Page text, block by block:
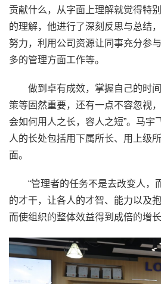
贡献什么，从字面上理解就觉得特
的理解，他进行了深刻反思与总结
努力，利用公司资源让同事充分参
多的管理方面工作等。
做到卓有成效，掌握自己的时
策等固然重要，还有一点不容忽视
会如何用人之长，容人之短”。马宇
人的长处包括用下属所长、用上级
面。
“管理者的任务不是去改变人，
的才干，让各人的才智、能力以及
而使组织的整体效益得到成倍的增长